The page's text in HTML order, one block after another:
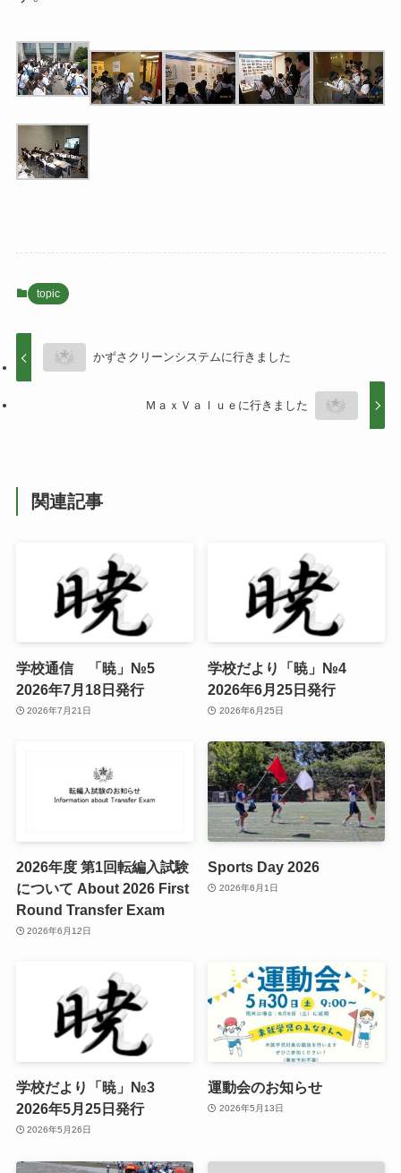
topic
かずさクリーンシステムに行きました
ＭａｘＶａｌｕｅに行きました
関連記事
学校通信 「暁」№5
2026年7月18日発行
2026年7月21日
学校だより「暁」№4
2026年6月25日発行
2026年6月25日
2026年度 第1回転編入試験
について About 2026 First
Round Transfer Exam
2026年6月12日
Sports Day 2026
2026年6月1日
学校だより「暁」№3
2026年5月25日発行
2026年5月26日
運動会のお知らせ
2026年5月13日